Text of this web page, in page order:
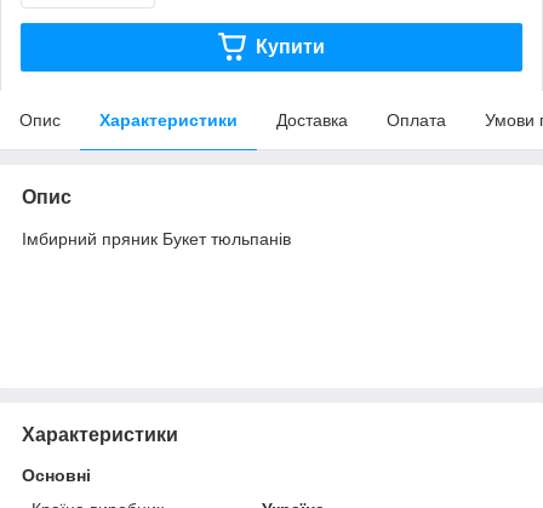
Купити
Опис Характеристики Доставка Оплата Умови
Опис
Імбирний пряник Букет тюльпанів
Характеристики
Основні